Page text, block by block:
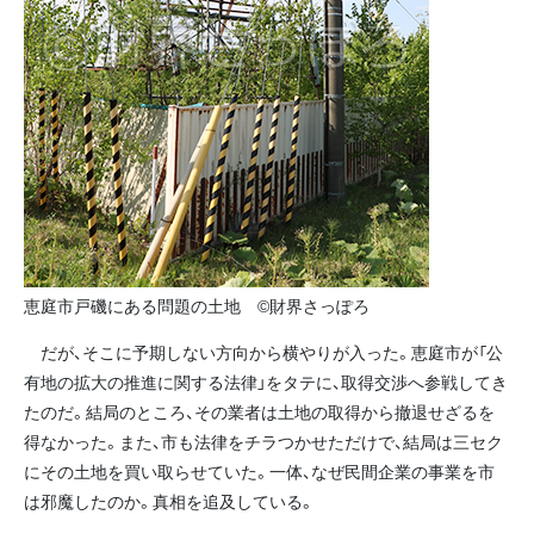
恵庭市戸磯にある問題の土地 ©財界さっぽろ
だが、そこに予期しない方向から横やりが入った。恵庭市が「公
有地の拡大の推進に関する法律」をタテに、取得交渉へ参戦してき
たのだ。結局のところ、その業者は土地の取得から撤退せざるを
得なかった。また、市も法律をチラつかせただけで、結局は三セク
にその土地を買い取らせていた。一体、なぜ民間企業の事業を市
は邪魔したのか。真相を追及している。